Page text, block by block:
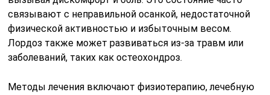
связывают с неправильной осанкой, недостаточной
физической активностью и избыточным весом.
Лордоз также может развиваться из-за травм или
заболеваний, таких как остеохондроз.
Методы лечения включают физиотерапию, лечебную